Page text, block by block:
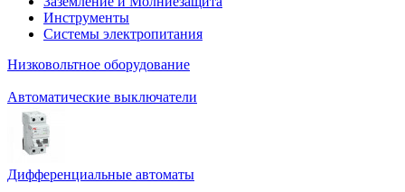
Инструменты
Системы электропитания
Низковольтное оборудование
Автоматические выключатели
Дифференциальные автоматы